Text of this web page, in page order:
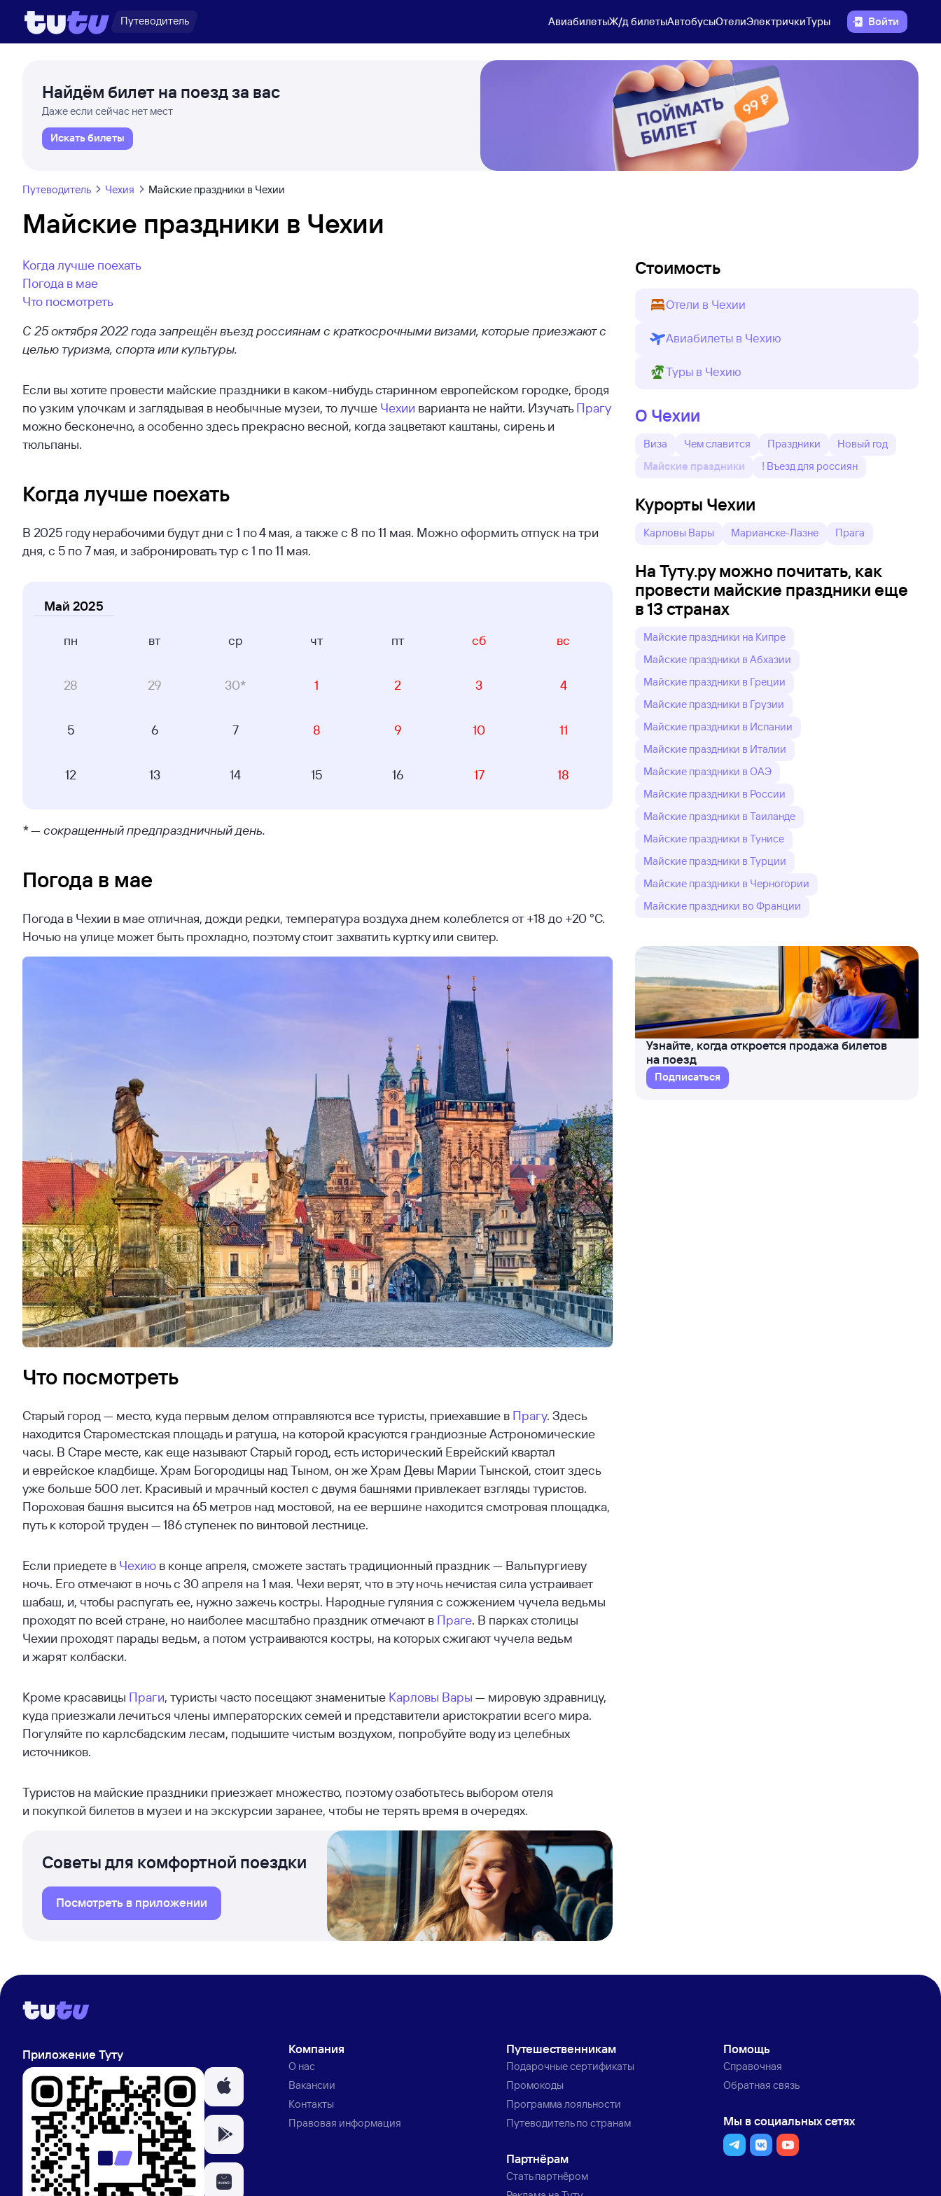
Путеводитель АвиабилетыЖ/д билетыАвтобусыОтелиЭлектричкиТуры Войти
Найдём билет на поезд за вас
Даже если сейчас нет мест
Искать билеты
Путеводитель Чехия Майские праздники в Чехии
Майские праздники в Чехии
Когда лучше поехать
Погода в мае
Что посмотреть
С 25 октября 2022 года запрещён въезд россиянам с краткосрочными визами, которые приезжают с
целью туризма, спорта или культуры.
Если вы хотите провести майские праздники в каком-нибудь старинном европейском городке, бродя
по узким улочкам и заглядывая в необычные музеи, то лучше Чехии варианта не найти. ИзучатьПрагу
можно бесконечно, а особенно здесь прекрасно весной, когда зацветают каштаны, сирень и
тюльпаны.
Когда лучше поехать
В 2025 году нерабочими будут дни с 1 по 4 мая, а также с 8 по 11 мая. Можно оформить отпуск на три
дня, с 5 по 7 мая, и забронировать тур с 1 по 11 мая.
Май 2025
пн вт ср чт пт сб вс
28 29 30* 1 2 3 4
5 6 7 8 9 10 11
12 13 14 15 16 17 18
* — сокращенный предпраздничный день.
Погода в мае
Погода в Чехии в мае отличная, дожди редки, температура воздуха днем колеблется от +18 до +20 °C.
Ночью на улице может быть прохладно, поэтому стоит захватить куртку или свитер.
Что посмотреть
Старый город — место, куда первым делом отправляются все туристы, приехавшие в Прагу. Здесь
находится Староместская площадь и ратуша, на которой красуются грандиозные Астрономические
часы. В Старе месте, как еще называют Старый город, есть исторический Еврейский квартал
и еврейское кладбище. Храм Богородицы над Тыном, он же Храм Девы Марии Тынской, стоит здесь
уже больше 500 лет. Красивый и мрачный костел с двумя башнями привлекает взгляды туристов.
Пороховая башня высится на 65 метров над мостовой, на ее вершине находится смотровая площадка,
путь к которой труден — 186 ступенек по винтовой лестнице.
Если приедете в Чехию в конце апреля, сможете застать традиционный праздник — Вальпургиеву
ночь. Его отмечают в ночь с 30 апреля на 1 мая. Чехи верят, что в эту ночь нечистая сила устраивает
шабаш, и, чтобы распугать ее, нужно зажечь костры. Народные гуляния с сожжением чучела ведьмы
проходят по всей стране, но наиболее масштабно праздник отмечают в Праге. В парках столицы
Чехии проходят парады ведьм, а потом устраиваются костры, на которых сжигают чучела ведьм
и жарят колбаски.
Кроме красавицы Праги, туристы часто посещают знаменитые Карловы Вары — мировую здравницу,
куда приезжали лечиться члены императорских семей и представители аристократии всего мира.
Погуляйте по карлсбадским лесам, подышите чистым воздухом, попробуйте воду из целебных
источников.
Туристов на майские праздники приезжает множество, поэтому озаботьтесь выбором отеля
и покупкой билетов в музеи и на экскурсии заранее, чтобы не терять время в очередях.
Советы для комфортной поездки
Посмотреть в приложении
Стоимость
Отели в Чехии
Авиабилеты в Чехию
Туры в Чехию
О Чехии
Виза Чем славится Праздники
Новый год
Майские праздники
! Въезд для россиян
Курорты Чехии
Карловы Вары Марианске-Лазне Прага
На Туту.ру можно почитать, как
провести майские праздники еще
в 13 странах
Майские праздники на Кипре
Майские праздники в Абхазии
Майские праздники в Греции
Майские праздники в Грузии
Майские праздники в Испании
Майские праздники в Италии
Майские праздники в ОАЭ
Майские праздники в России
Майские праздники в Таиланде
Майские праздники в Тунисе
Майские праздники в Турции
Майские праздники в Черногории
Майские праздники во Франции
Узнайте, когда откроется продажа билетов
на поезд
Подписаться
Приложение Туту Компания
О нас
Вакансии
Контакты
Правовая информация
Путешественникам
Подарочные сертификаты
Промокоды
Программа лояльности
Путеводитель по странам
Партнёрам
Стать партнёром
Помощь
Справочная
Обратная связь
Мы в социальных сетях